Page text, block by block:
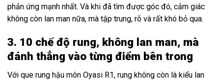
phản ứng mạnh nhất. Và khi đã tìm được góc đó, cảm giác
không còn lan man nữa, mà tập trung, rõ và rất khó bỏ qua.
3. 10 chế độ rung, không lan man, mà
đánh thẳng vào từng điểm bên trong
Với que rung hậu môn Oyasi R1, rung không còn là kiểu lan